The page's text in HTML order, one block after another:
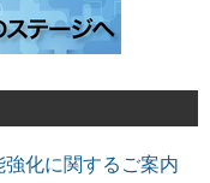
化に関するご案内